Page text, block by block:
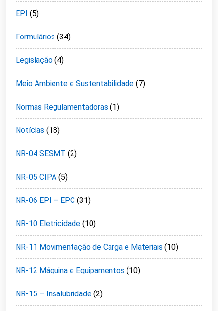
EPI (5)
Formulários (34)
Legislação (4)
Meio Ambiente e Sustentabilidade (7)
Normas Regulamentadoras (1)
Notícias (18)
NR-04 SESMT (2)
NR-05 CIPA (5)
NR-06 EPI – EPC (31)
NR-10 Eletricidade (10)
NR-11 Movimentação de Carga e Materiais (10)
NR-12 Máquina e Equipamentos (10)
NR-15 – Insalubridade (2)